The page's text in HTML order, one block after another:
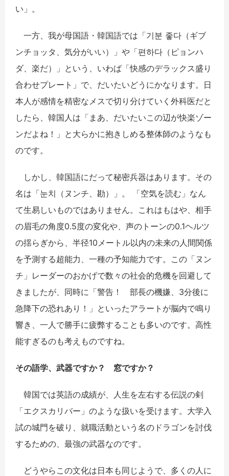
い」。
一方、我が母国語・韓国語では「기분 좋다 （ギブ
ンチョッタ、気分がいい）」や「편하다 （ピョンハ
ダ、楽だ）」という、いわば「快感のデラックス盛り
合わせプレート」で、だいたいどうにかなります。日
本人が感情を精密なメスで切り分けていく外科医だと
したら、韓国人は「まあ、だいたいこの辺が快楽ゾー
ンだよね！」と大らかに抱きしめる整体師のようなも
のです。
しかし、韓国語にだって秘密兵器はあります。その
名は「눈치 （ヌンチ、勘）
」。 「空気を読む」なん
て生易しいものではありません。これはもはや、相手
の眉毛の角度0.5度の変化や、声のトーンの0.1ヘルツ
の揺らぎから、半径10 メートル以内の未来の人間関係
を予測する超能力、一種の予知能力です。この「ヌン
チ」レーダーのおかげで数々の社会的危機を回避して
きましたが、同時に「警告！ 部長の機嫌、 3分後に
急降下の恐れあり！」といったアラートが脳内で鳴り
響き、一人で勝手に疲弊することも多いのです。高性
能すぎるのも考えものですね。
その語学、武器ですか？ 窓ですか？
韓国では英語の成績が、人生を左右する伝説の剣
「エクスカリバー」のような扱いを受けます。大学入
試の城門を破り、就職活動という名のドラゴンを討伐
するための、最強の武器なのです。
どうやらこの文化は日本も同じようで、多くの人に